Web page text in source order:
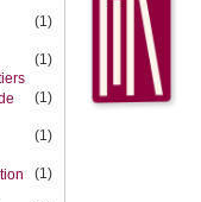
(1)
(1)
(1)
(1)
(1)